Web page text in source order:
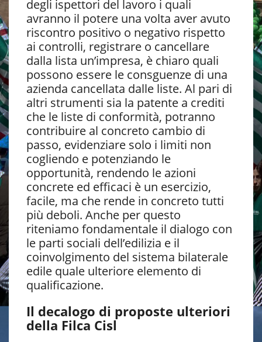
degli ispettori del lavoro i quali
avranno il potere una volta aver avuto
riscontro positivo o negativo rispetto
ai controlli, registrare o cancellare
dalla lista un’impresa, è chiaro quali
possono essere le consguenze di una
azienda cancellata dalle liste. Al pari di
altri strumenti sia la patente a crediti
che le liste di conformità, potranno
contribuire al concreto cambio di
passo, evidenziare solo i limiti non
cogliendo e potenziando le
opportunità, rendendo le azioni
concrete ed efficaci è un esercizio,
facile, ma che rende in concreto tutti
più deboli. Anche per questo
riteniamo fondamentale il dialogo con
le parti sociali dell’edilizia e il
coinvolgimento del sistema bilaterale
edile quale ulteriore elemento di
qualificazione.
Il decalogo di proposte ulteriori
della Filca Cisl